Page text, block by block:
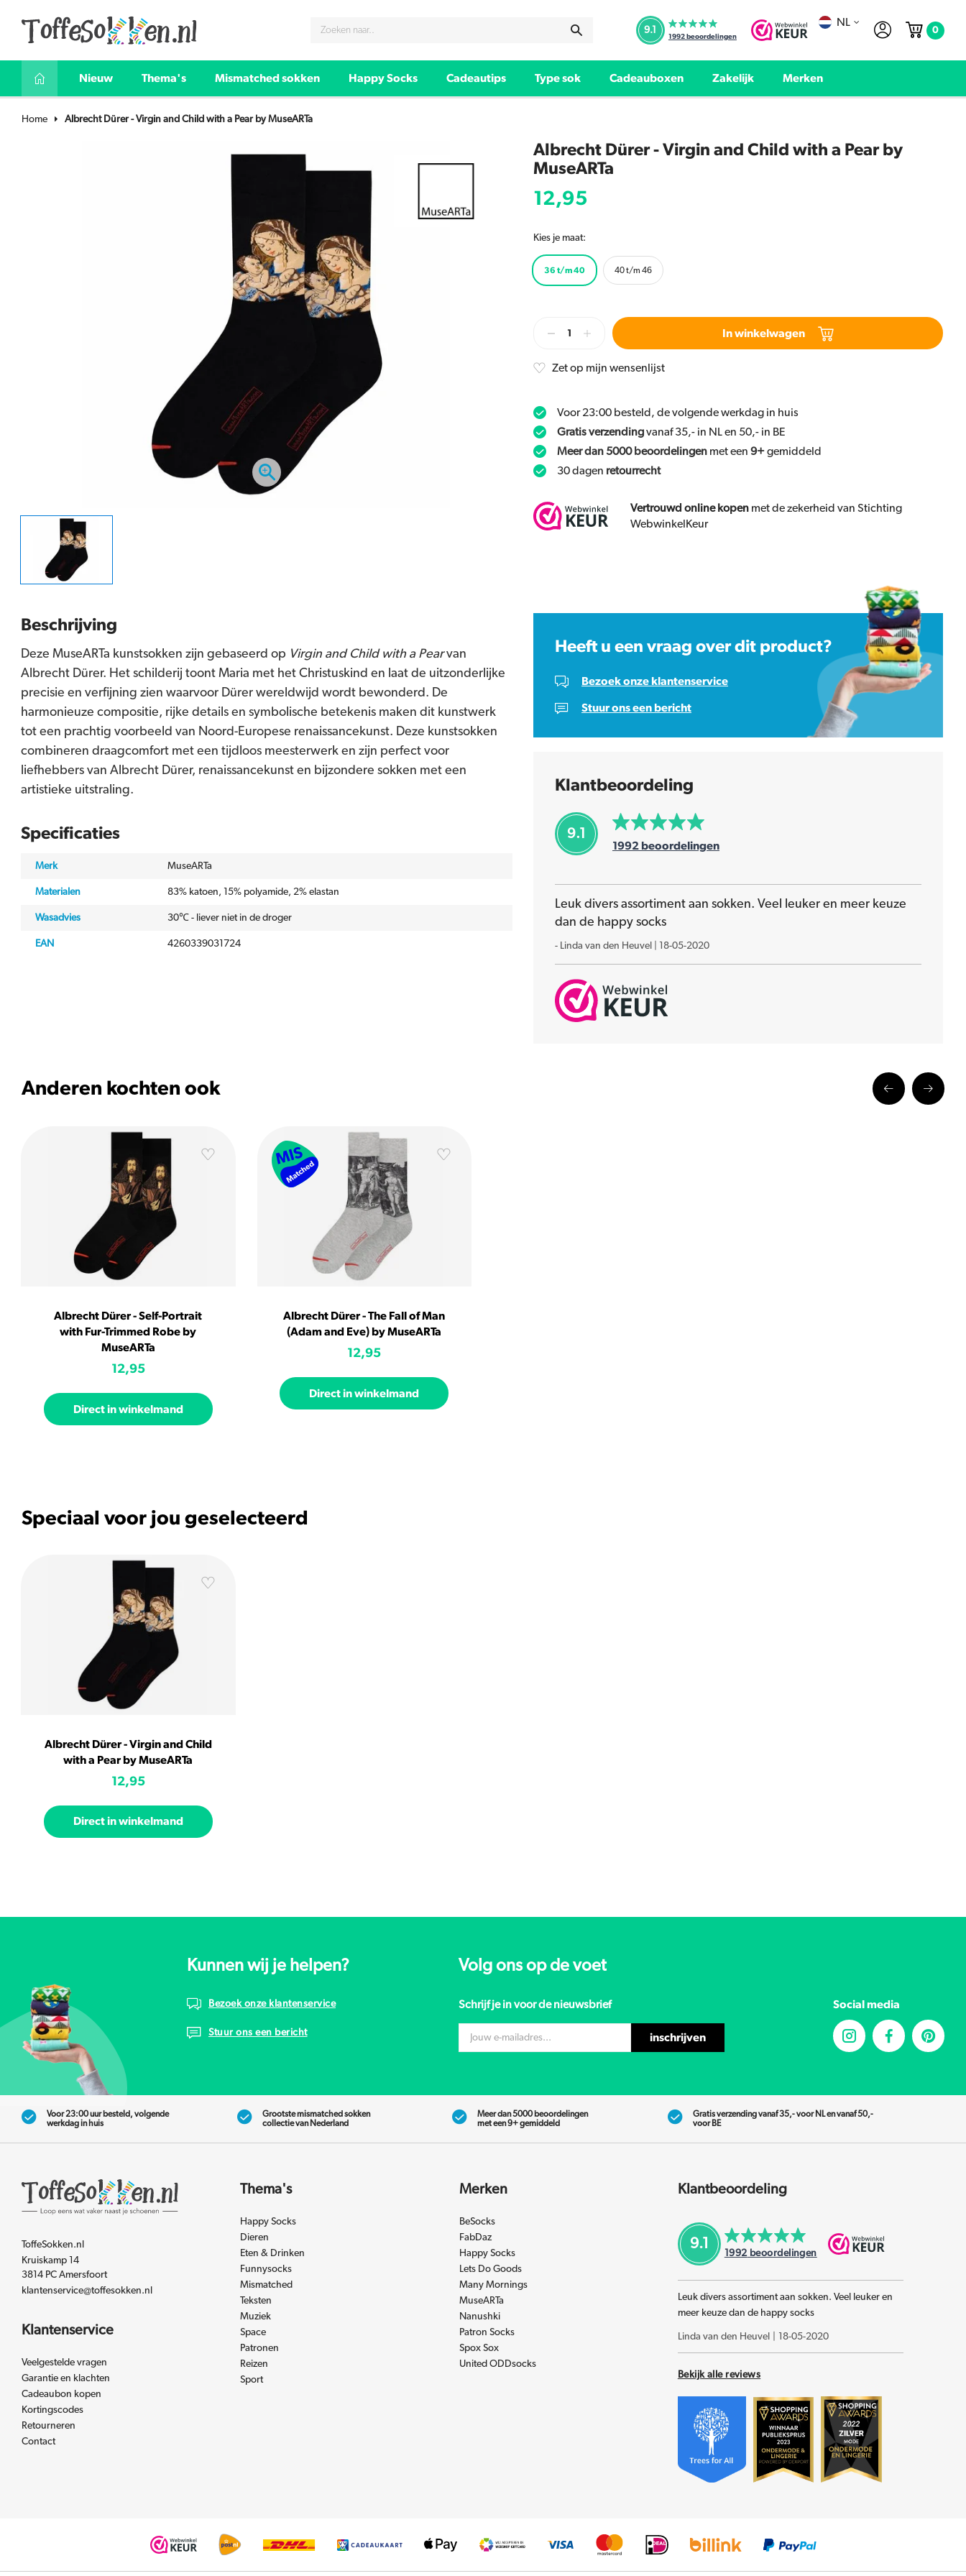
9.1
1992beoordelingen
NL
0
Nieuw Thema's Mismatched sokken Happy Socks Cadeautips Type sok Cadeauboxen Zakelijk Merken
Home Albrecht Dürer - Virgin and Child with a Pear by MuseARTa
Albrecht Dürer - Virgin and Child with a Pear by
MuseARTa
12,95
Kies je maat:
36 t/m 40 40 t/m 46
In winkelwagen
Zet op mijn wensenlijst
Voor 23:00 besteld, de volgende werkdag in huis
Gratis verzendingvanaf 35,- in NL en 50,- in BE
Meer dan 5000 beoordelingen met een 9+gemiddeld
30 dagen retourrecht
Vertrouwd online kopen met de zekerheid van Stichting
WebwinkelKeur
Beschrijving
Deze MuseARTa kunstsokken zijn gebaseerd op Virgin and Child with a Pearvan
Albrecht Dürer. Het schilderij toont Maria met het Christuskind en laat de uitzonderlijke
precisie en verfijning zien waarvoor Dürer wereldwijd wordt bewonderd. De
harmonieuze compositie, rijke details en symbolische betekenis maken dit kunstwerk
tot een prachtig voorbeeld van Noord-Europese renaissancekunst. Deze kunstsokken
combineren draagcomfort met een tijdloos meesterwerk en zijn perfect voor
liefhebbers van Albrecht Dürer, renaissancekunst en bijzondere sokken met een
artistieke uitstraling.
Specificaties
Merk MuseARTa
Materialen 83% katoen, 15% polyamide, 2% elastan
Wasadvies 30℃ - liever niet in de droger
EAN 4260339031724
Heeft u een vraag over dit product?
Bezoek onze klantenservice
Stuur ons een bericht
Klantbeoordeling
9.1
1992 beoordelingen
Leuk divers assortiment aan sokken. Veel leuker en meer keuze
dan de happy socks
- Linda van den Heuvel 18-05-2020
Anderen kochten ook
Albrecht Dürer - Self-Portrait
with Fur-Trimmed Robe by
MuseARTa
12,95
Direct in winkelmand
Albrecht Dürer - The Fall of Man
(Adam and Eve) by MuseARTa
12,95
Direct in winkelmand
Speciaal voor jou geselecteerd
Albrecht Dürer - Virgin and Child
with a Pear by MuseARTa
12,95
Direct in winkelmand
Kunnen wij je helpen?
Bezoek onze klantenservice
Stuur ons een bericht
Volg ons op de voet
Schrijf je in voor de nieuwsbrief
inschrijven
Social media
Voor 23:00 uur besteld, volgende
werkdag in huis
Grootste mismatched sokken
collectie van Nederland
Meer dan 5000 beoordelingen
met een 9+ gemiddeld
Gratis verzending vanaf 35,- voor NL en vanaf 50,-
voor BE
ToffeSokken.nl
Kruiskamp 14
3814 PC Amersfoort
klantenservice@toffesokken.nl
Klantenservice
Veelgestelde vragen
Garantie en klachten
Cadeaubon kopen
Kortingscodes
Retourneren
Contact
Thema's
Happy Socks
Dieren
Eten & Drinken
Funnysocks
Mismatched
Teksten
Muziek
Space
Patronen
Reizen
Sport
Merken
BeSocks
FabDaz
Happy Socks
Lets Do Goods
Many Mornings
MuseARTa
Nanushki
Patron Socks
Spox Sox
United ODDsocks
Klantbeoordeling
9.1
1992beoordelingen
Leuk divers assortiment aan sokken. Veel leuker en
meer keuze dan de happy socks
Linda van den Heuvel 18-05-2020
Bekijk alle reviews